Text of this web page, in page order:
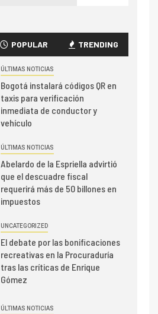
POPULAR TRENDING
ÚLTIMAS NOTICIAS
Bogotá instalará códigos QR en
taxis para verificación
inmediata de conductor y
vehículo
ÚLTIMAS NOTICIAS
Abelardo de la Espriella advirtió
que el descuadre fiscal
requerirá más de 50 billones en
impuestos
UNCATEGORIZED
El debate por las bonificaciones
recreativas en la Procuraduría
tras las críticas de Enrique
Gómez
ÚLTIMAS NOTICIAS